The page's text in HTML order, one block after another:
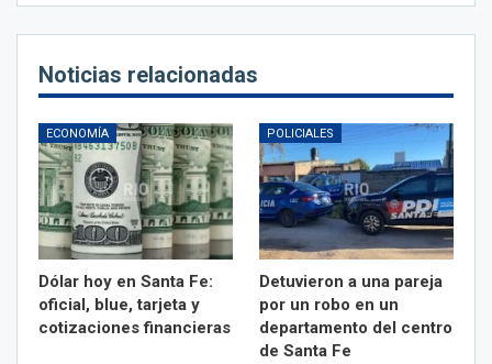
Noticias relacionadas
ECONOMÍA
Dólar hoy en Santa Fe:
oficial, blue, tarjeta y
cotizaciones financieras
POLICIALES
Detuvieron a una pareja
por un robo en un
departamento del centro
de Santa Fe